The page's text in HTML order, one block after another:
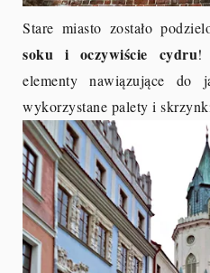
Stare miasto zostało
soku i oczywiście cydru!
elementy nawiązujące do
wykorzystane palety i